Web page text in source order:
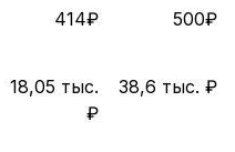
414₽
500₽
18,05 тыс.
₽
38,6 тыс. ₽